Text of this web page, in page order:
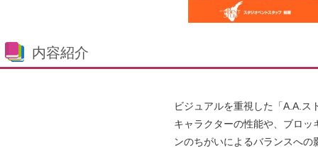
内容紹介
ビジュアルを重視した「A.A.ス
キャラクターの性能や、ブロ
ンのちがいによるバランスへ